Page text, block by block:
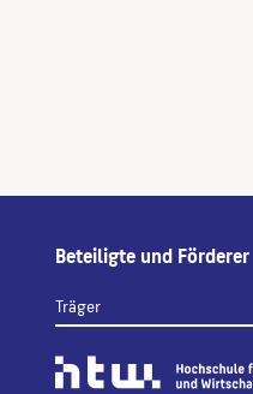
Beteiligte und Förderer
Träger